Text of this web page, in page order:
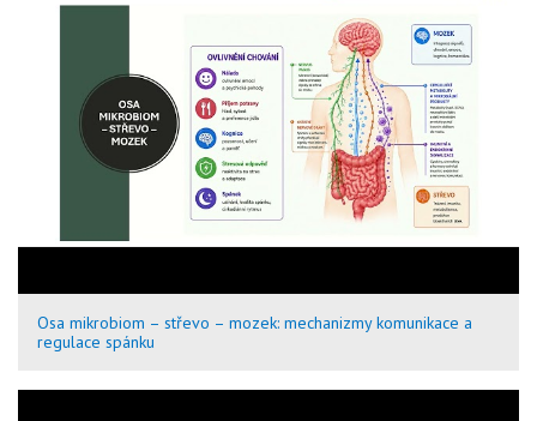
Osa mikrobiom – střevo – mozek: mechanizmy komunikace a
regulace spánku